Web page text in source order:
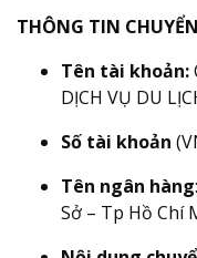
THÔNG TIN
Tên tài khoản:
DỊCH VỤ DU
Số tài khoản
Tên ngân hàng
Sở – Tp Hồ Chí